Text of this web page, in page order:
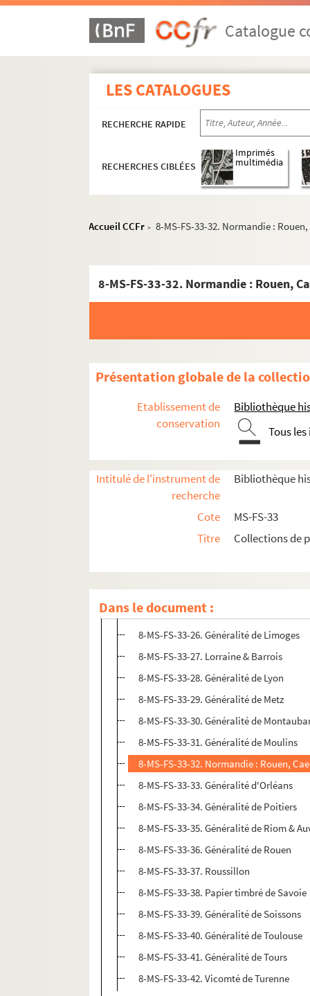
Catalogue
LES CATALOGUES
RECHERCHE RAPIDE
RECHERCHES CIBLÉES
Imprimés
multimédia
Accueil CCFr > 8-MS-FS-33-32. Normandie :
8-MS-FS-33-32. Normandie : Rouen,
Présentation globale de la
Etablissement de
conservation
Bibliothèque
Tous
Intitulé de l'instrument de
recherche
Bibliothèque
Cote
MS-FS-33
Titre
Collections de
Dans le document :
P. E. Legras. Collection des timbres français
[Lucien Raulet ? et/ou Henri Vivarez ?].
Ancien Régime. [1re collection]. Timbres
Ancien Régime. [3e collection : timbres
8-MS-FS-33-10. Généralité d'Aix &
8-MS-FS-33-14. Généralité de Bordeaux
8-MS-FS-33-16. Généralité de Bretagne
8-MS-FS-33-17. Généralité de Caen
8-MS-FS-33-18. Généralité de Châlons
8-MS-FS-33-19. Clermontois
8-MS-FS-33-23. Foix et Bigorre
8-MS-FS-33-24. Généralité de Grenoble
8-MS-FS-33-25. Généralité de La
8-MS-FS-33-26. Généralité de Limoges
8-MS-FS-33-27. Lorraine & Barrois
8-MS-FS-33-28. Généralité de Lyon
8-MS-FS-33-29. Généralité de Metz
8-MS-FS-33-30. Généralité de
8-MS-FS-33-31. Généralité de Moulins
8-MS-FS-33-32. Normandie : Rouen,
8-MS-FS-33-33. Généralité d'Orléans
8-MS-FS-33-34. Généralité de Poitiers
8-MS-FS-33-35. Généralité de Riom &
8-MS-FS-33-36. Généralité de Rouen
8-MS-FS-33-37. Roussillon
8-MS-FS-33-38. Papier timbré de Savoie
8-MS-FS-33-39. Généralité de Soissons
8-MS-FS-33-40. Généralité de Toulouse
8-MS-FS-33-41. Généralité de Tours
8-MS-FS-33-42. Vicomté de Turenne